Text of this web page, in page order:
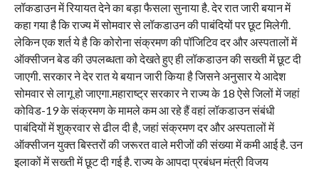
लॉकडाउन में रियायत देने का बड़ा फैसला सुनाया है. देर रात जारी बयान में
कहा गया है कि राज्य में सोमवार से लॉकडाउन की पाबंदियों पर छूट मिलेगी.
लेकिन एक शर्त ये है कि कोरोना संक्रमण की पॉजिटिव दर और अस्पतालों में
ऑक्सीजन बेड की उपलब्धता को देखते हुए ही लॉकडाउन की सख्ती में छूट दी
जाएगी. सरकार ने देर रात ये बयान जारी किया है जिसने अनुसार ये आदेश
सोमवार से लागू हो जाएगा.महाराष्ट्र सरकार ने राज्य के 18 ऐसे जिलों में जहां
कोविड-19 के संक्रमण के मामले कम आ रहे हैं वहां लॉकडाउन संबंधी
पाबंदियों में शुक्रवार से ढील दी है, जहां संक्रमण दर और अस्पतालों में
ऑक्सीजन युक्त बिस्तरों की जरूरत वाले मरीजों की संख्या में कमी आई है. उन
इलाकों में सख्ती में छूट दी गई है. राज्य के आपदा प्रबंधन मंत्री विजय